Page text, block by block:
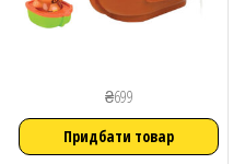
₴699
Придбати товар